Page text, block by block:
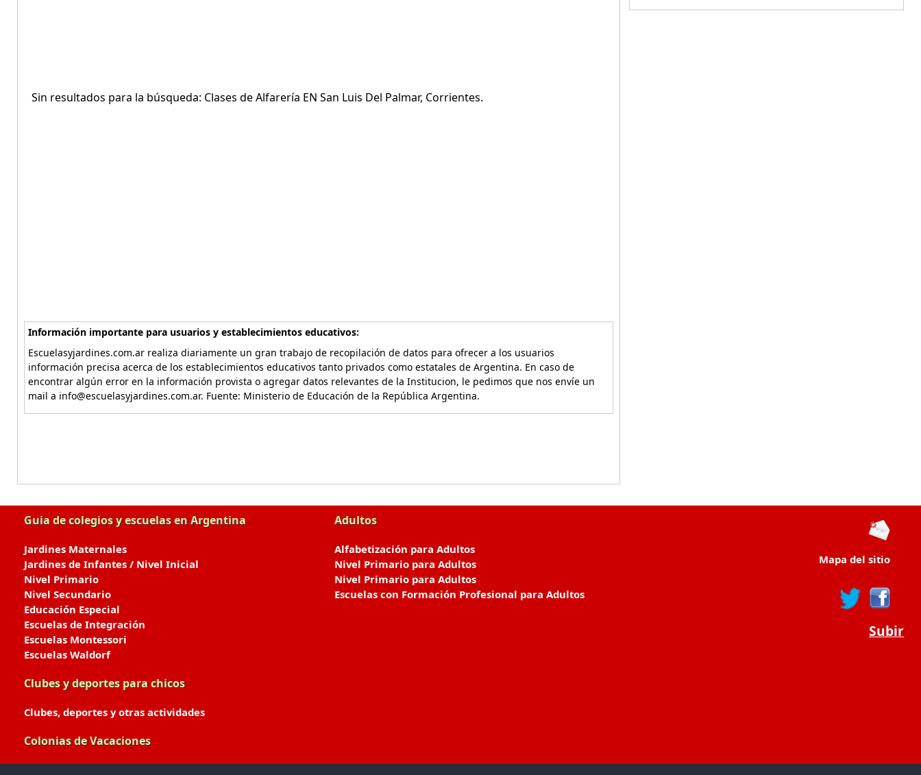
Sin resultados para la búsqueda: Clases de Alfarería EN San Luis Del Palmar, Corrientes.
Información importante para usuarios y establecimientos educativos:
Escuelasyjardines.com.ar realiza diariamente un gran trabajo de recopilación de datos para ofrecer a los usuarios
información precisa acerca de los establecimientos educativos tanto privados como estatales de Argentina. En caso de
encontrar algún error en la información provista o agregar datos relevantes de la Institucion, le pedimos que nos envíe un
mail a info@escuelasyjardines.com.ar. Fuente: Ministerio de Educación de la República Argentina.
Guia de colegios y escuelas en Argentina
Jardines Maternales
Jardines de Infantes / Nivel Inicial
Nivel Primario
Nivel Secundario
Educación Especial
Escuelas de Integración
Escuelas Montessori
Escuelas Waldorf
Clubes y deportes para chicos
Clubes, deportes y otras actividades
Colonias de Vacaciones
Adultos
Alfabetización para Adultos
Nivel Primario para Adultos
Nivel Primario para Adultos
Escuelas con Formación Profesional para Adultos
Mapa del sitio
Subir